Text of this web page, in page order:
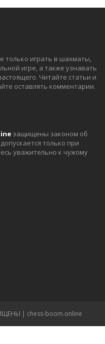
только играть в шахматы,
игре, а также узнавать
Читайте статьи и
оставлять комментарии.
защищены законом об
только при
уважительно к чужому
| chess-boom.online